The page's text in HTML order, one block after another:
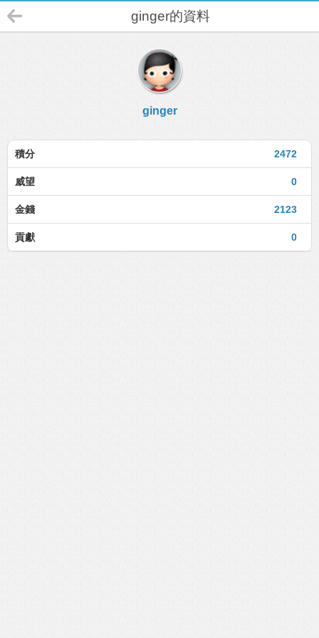
ginger的資料
ginger
2472
積分
0
威望
2123
金錢
0
貢獻